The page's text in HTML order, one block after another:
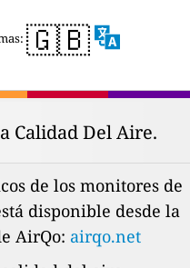
🇬🇧
Calidad Del Aire.
de los monitores de
disponible desde la
AirQo: airqo.net